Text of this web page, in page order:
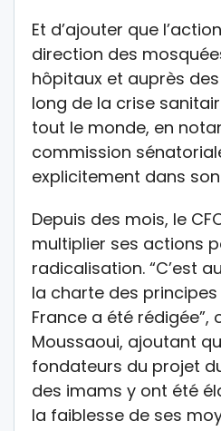
Et d’ajouter que
direction des
hôpitaux et auprès
long de la crise
tout le monde, en
commission
explicitement dans
Depuis des mois, le
multiplier ses actions
radicalisation. “C’est
la charte des principes
France a été rédigée”,
Moussaoui, ajoutant
fondateurs du projet
des imams y ont été
la faiblesse de ses